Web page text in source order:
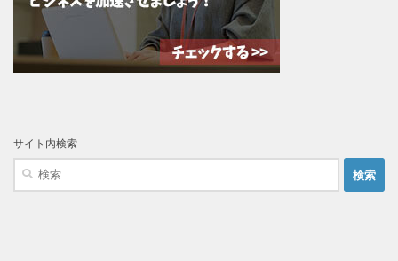
サイト内検索
検